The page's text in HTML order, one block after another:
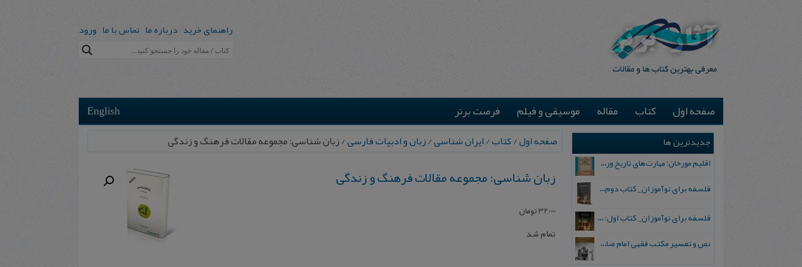
راهنمای خرید درباره ما تماس با ما ورود
English صفحه اول کتاب مقاله موسیقی و فیلم فرصت برتر
صفحه اول/کتاب/ایران شناسی/زبان و ادبیات فارسی/ زبان‌ شناسی: مجموعه مقالات فرهنگ و زندگی
زبان‌ شناسی: مجموعه مقالات فرهنگ و زندگی
32,000تومان
تمام شد
جدیدترین ها
اقلیم مورخان؛ مهارت‌های تاریخ ورزی علمی
فلسفه برای نوآموزان_ کتاب دوم: پرسش درباره واقعیت و معرفت
فلسفه برای نوآموزان_ کتاب اول: تردید در باورهای رایج
نص و تفسیر مکتب فقهی امام صادق علیه السلام